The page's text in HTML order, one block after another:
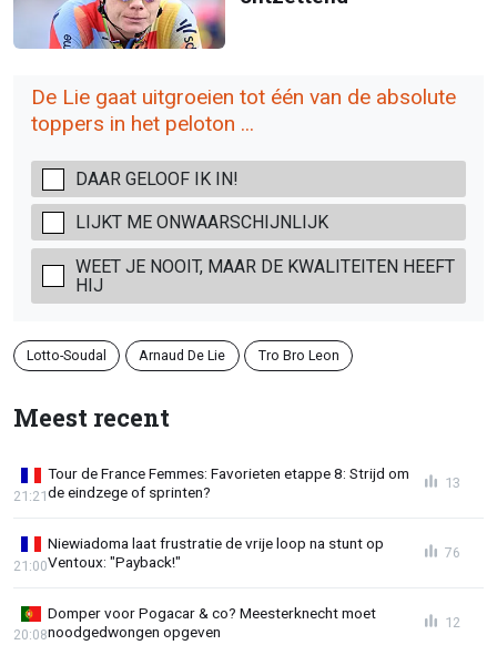
De Lie gaat uitgroeien tot één van de absolute
toppers in het peloton ...
DAAR GELOOF IK IN!
LIJKT ME ONWAARSCHIJNLIJK
WEET JE NOOIT, MAAR DE KWALITEITEN HEEFT
HIJ
Lotto-Soudal Arnaud De Lie Tro Bro Leon
Meest recent
Tour de France Femmes: Favorieten etappe 8: Strijd om
de eindzege of sprinten?
21:21
13
Niewiadoma laat frustratie de vrije loop na stunt op
Ventoux: "Payback!"
21:00
76
Domper voor Pogacar & co? Meesterknecht moet
noodgedwongen opgeven
20:08
12